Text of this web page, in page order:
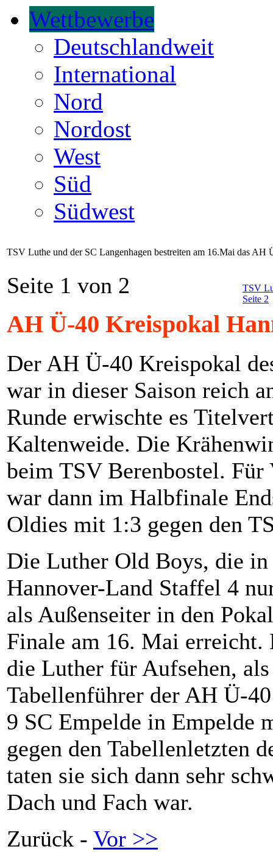
Wettbewerbe
Deutschlandweit
International
Nord
Nordost
West
Süd
Südwest
TSV Luthe und der SC Langenhagen bestreiten am 16.Mai das AH
TSV
Seite 2
Seite 1 von 2
AH Ü-40 Kreispokal
Der AH Ü-40 Kreispokal
war in dieser Saison reich
Runde erwischte es
Kaltenweide. Die
beim TSV Berenbostel.
war dann im Halbfinale
Oldies mit 1:3 gegen den
Die Luther Old Boys, die
Hannover-Land Staffel 4
als Außenseiter in den
Finale am 16. Mai
die Luther für Aufsehen,
Tabellenführer der AH Ü-
9 SC Empelde in Empelde
gegen den Tabellenletzten
taten sie sich dann sehr
Dach und Fach war.
Zurück - Vor >>